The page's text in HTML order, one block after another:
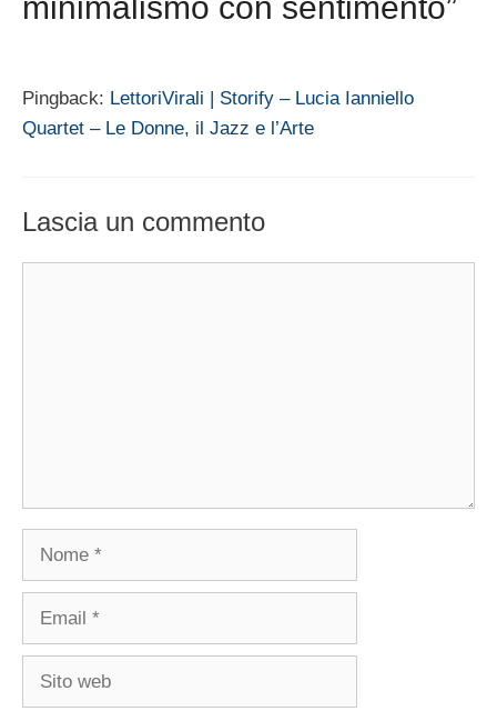
minimalismo con sentimento”
Pingback: LettoriVirali | Storify – Lucia Ianniello
Quartet – Le Donne, il Jazz e l’Arte
Lascia un commento
Nome
Email
Sito